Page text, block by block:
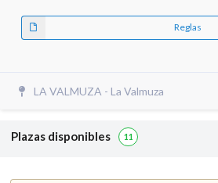
Reglas
LA VALMUZA - La Valmuza
Plazas disponibles 11